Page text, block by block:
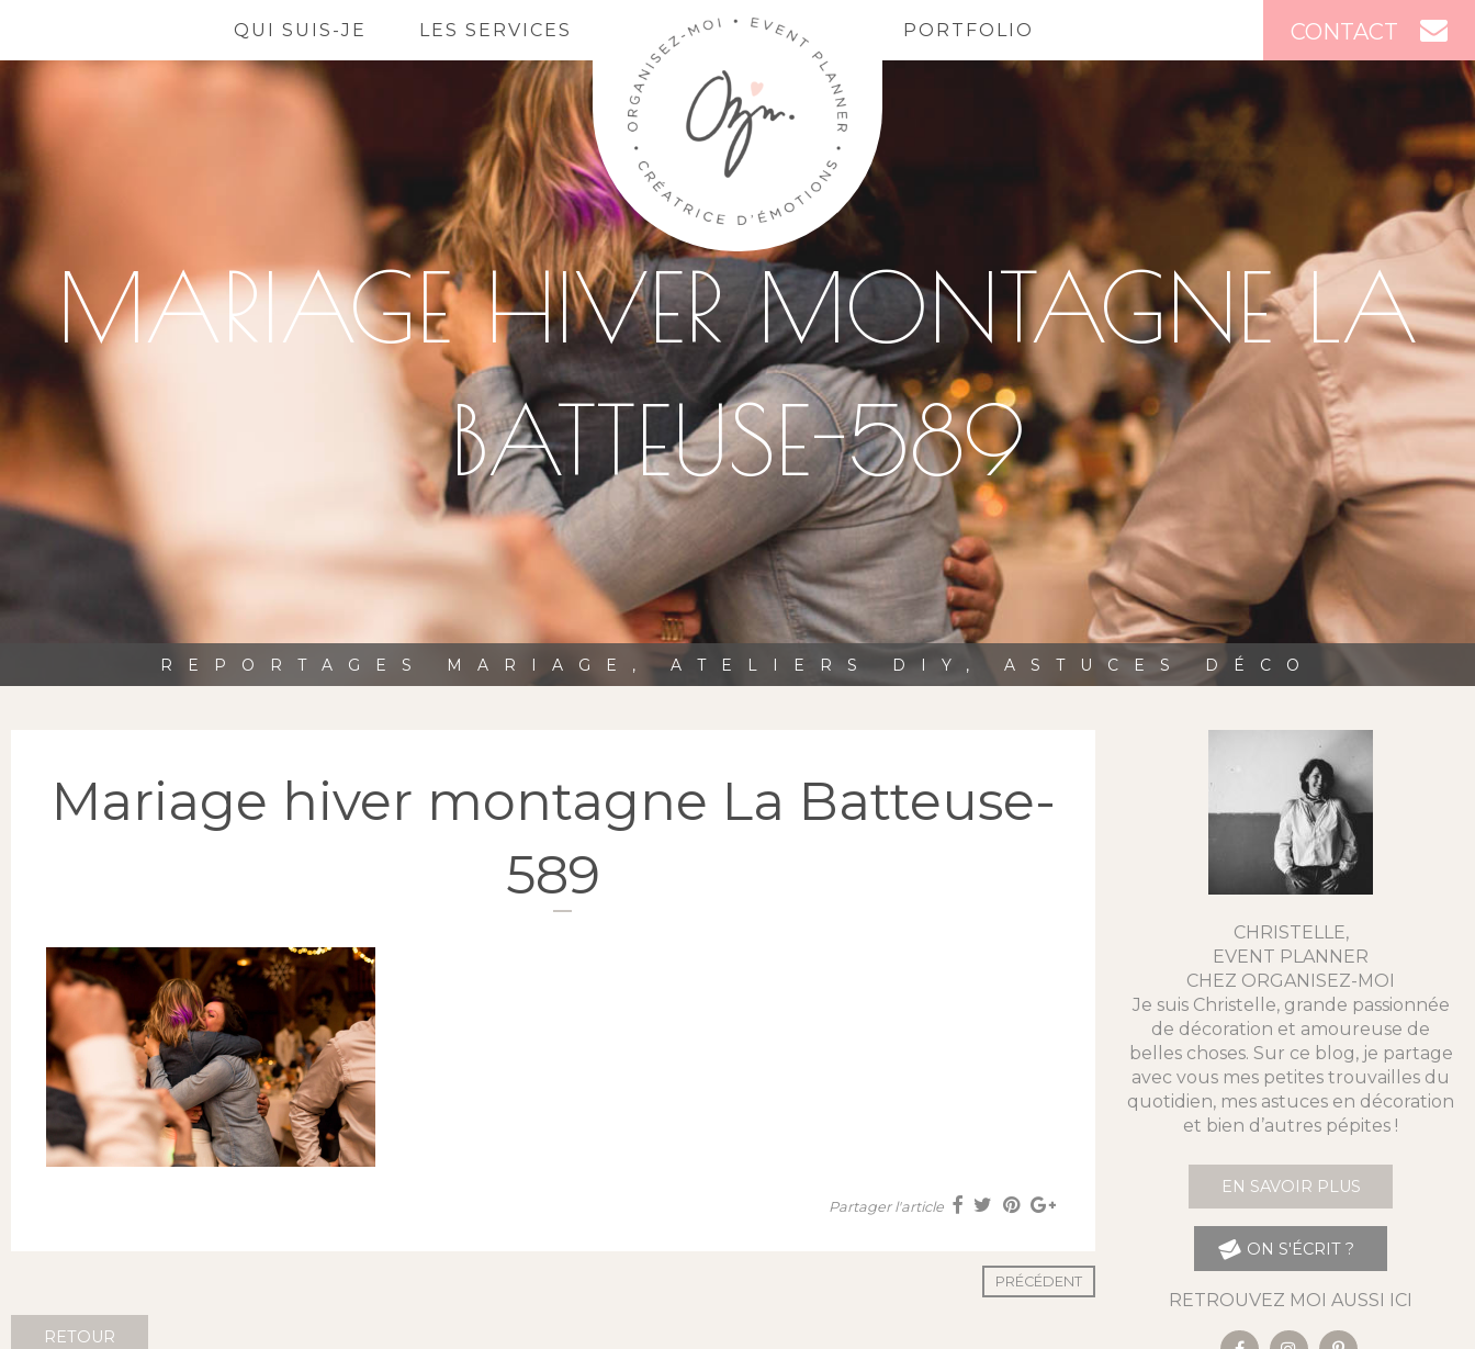
CONTACT
QUI SUIS-JE LES SERVICES PORTFOLIO
MARIAGE HIVER MONTAGNE LA
BATTEUSE-589
REPORTAGES MARIAGE, ATELIERS DIY, ASTUCES DÉCO
Mariage hiver montagne La Batteuse-
589
Partager l'article
PRÉCÉDENT
RETOUR
CHRISTELLE,
EVENT PLANNER
CHEZ ORGANISEZ-MOI
Je suis Christelle, grande passionnée
de décoration et amoureuse de
belles choses. Sur ce blog, je partage
avec vous mes petites trouvailles du
quotidien, mes astuces en décoration
et bien d’autres pépites !
EN SAVOIR PLUS
ON S'ÉCRIT ?
RETROUVEZ MOI AUSSI ICI